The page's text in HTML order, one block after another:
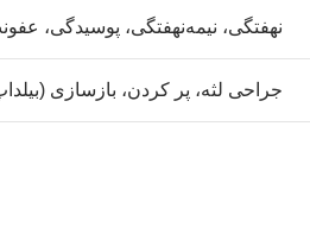
نهفتگی، نیمه‌نهفتگی، پوسیدگی،
جراحی لثه، پر کردن، بازسازی